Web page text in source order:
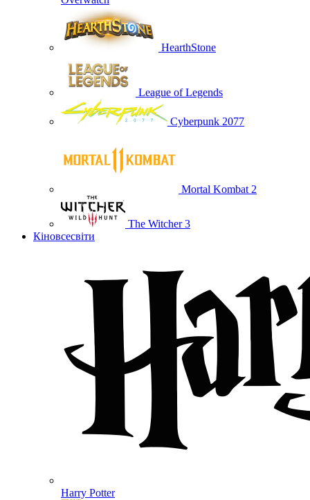
HearthStone
League of Legends
Cyberpunk 2077
Mortal Kombat 2
The Witcher 3
Кіновсесвіти
Harry Potter